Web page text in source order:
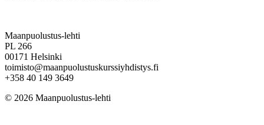
Maanpuolustus-lehti
PL 266
00171 Helsinki
toimisto@maanpuolustuskurssiyhdistys.fi
+358 40 149 3649
© 2026 Maanpuolustus-lehti